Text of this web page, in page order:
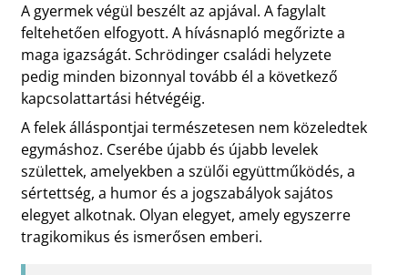
A gyermek végül beszélt az apjával. A fagylalt
feltehetően elfogyott. A hívásnapló megőrizte a
maga igazságát. Schrödinger családi helyzete
pedig minden bizonnyal tovább él a következő
kapcsolattartási hétvégéig.
A felek álláspontjai természetesen nem közeledtek
egymáshoz. Cserébe újabb és újabb levelek
születtek, amelyekben a szülői együttműködés, a
sértettség, a humor és a jogszabályok sajátos
elegyet alkotnak. Olyan elegyet, amely egyszerre
tragikomikus és ismerősen emberi.